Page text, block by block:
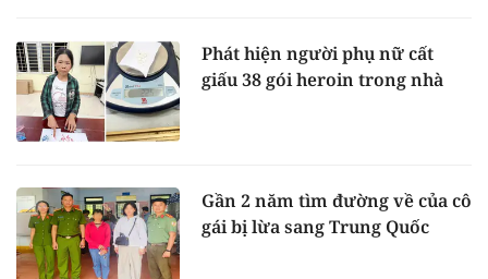
Phát hiện người phụ nữ cất
giấu 38 gói heroin trong nhà
Gần 2 năm tìm đường về của cô
gái bị lừa sang Trung Quốc